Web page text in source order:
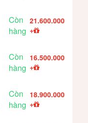
Còn
hàng
21.600.000
+
Còn
hàng
16.500.000
+
Còn
hàng
18.900.000
+